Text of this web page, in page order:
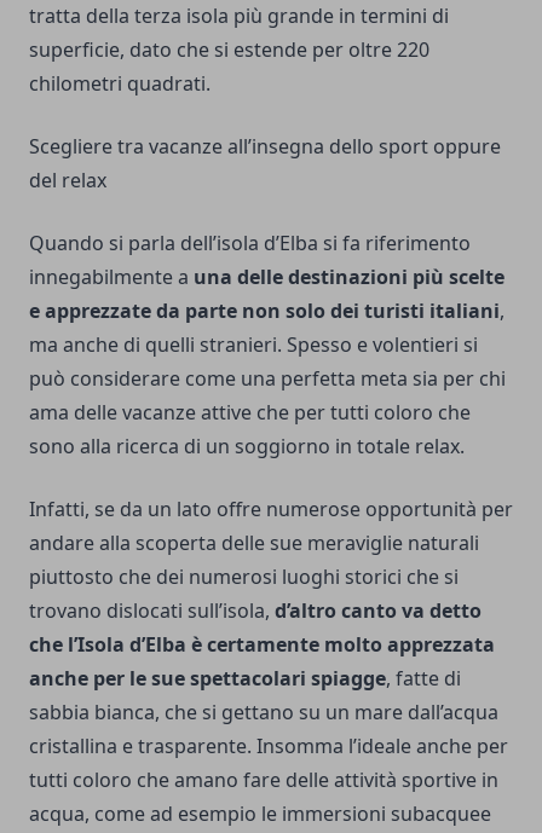
tratta della terza isola più grande in termini di
superficie, dato che si estende per oltre 220
chilometri quadrati.
Scegliere tra vacanze all’insegna dello sport oppure
del relax
Quando si parla dell’isola d’Elba si fa riferimento
innegabilmente a una delle destinazioni più scelte
e apprezzate da parte non solo dei turisti italiani,
ma anche di quelli stranieri. Spesso e volentieri si
può considerare come una perfetta meta sia per chi
ama delle vacanze attive che per tutti coloro che
sono alla ricerca di un soggiorno in totale relax.
Infatti, se da un lato offre numerose opportunità per
andare alla scoperta delle sue meraviglie naturali
piuttosto che dei numerosi luoghi storici che si
trovano dislocati sull’isola, d’altro canto va detto
che l’Isola d’Elba è certamente molto apprezzata
anche per le sue spettacolari spiagge, fatte di
sabbia bianca, che si gettano su un mare dall’acqua
cristallina e trasparente. Insomma l’ideale anche per
tutti coloro che amano fare delle attività sportive in
acqua, come ad esempio le immersioni subacquee